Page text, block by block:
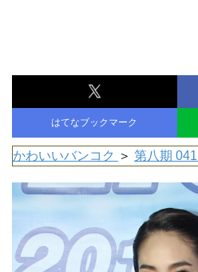
はてなブックマーク
かわいいバンコク ＞ 第八期